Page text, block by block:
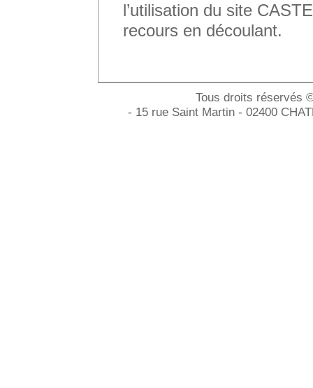
l’utilisation du site
recours en découlant.
Tous droits réservés
- 15 rue Saint Martin - 02400